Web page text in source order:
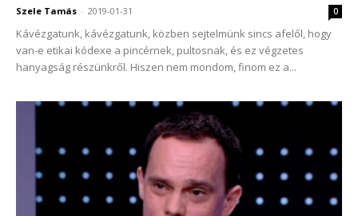
Szele Tamás - 2019-01-31 0
Kávézgatunk, kávézgatunk, közben sejtelmünk sincs afelől, hogy
van-e etikai kódexe a pincérnek, pultosnak, és ez végzetes
hanyagság részünkről. Hiszen nem mondom, finom ez a...